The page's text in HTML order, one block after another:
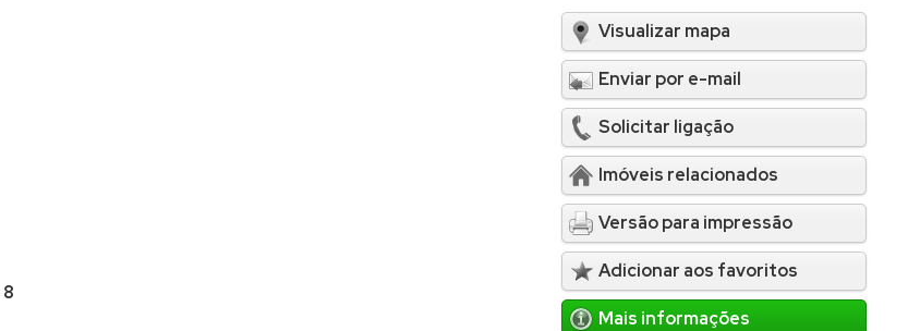
8
Visualizar mapa
Enviar por e-mail
Solicitar ligação
Imóveis relacionados
Versão para impressão
Adicionar aos favoritos
Mais informações